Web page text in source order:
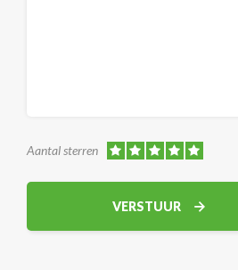
Aantal sterren
VERSTUUR